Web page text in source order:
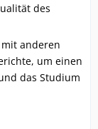
des
anderen
um einen
das Studium